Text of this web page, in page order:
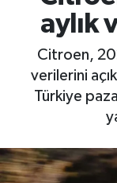
aylık
Citroen,
verilerini
Türkiye